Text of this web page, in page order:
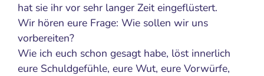
hat sie ihr vor sehr langer Zeit eingeflüstert.
Wir hören eure Frage: Wie sollen wir uns
vorbereiten?
Wie ich euch schon gesagt habe, löst innerlich
eure Schuldgefühle, eure Wut, eure Vorwürfe,